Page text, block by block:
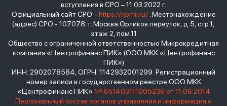
вступления в СРО – 11.03.2022 г.
Официальный сайт СРО –https://npmir.ru/. Местонахождение
(адрес) СРО - 107078, г. Москва Орликов переулок, д.5, стр.1,
этаж 2, пом.11
Общество с ограниченной ответственностью Микрокредитная
компания «Центрофинанс ПИК» (ООО МКК «Центрофинанс
ПИК»)
ИНН: 2902078584, ОГРН: 1142932001299 Регистрационный
номер записи в государственном реестре ООО МКК
«Центрофинанс ПИК» № 651403111005236 от 11.06.2014
Персональный состав органов управления и информация о